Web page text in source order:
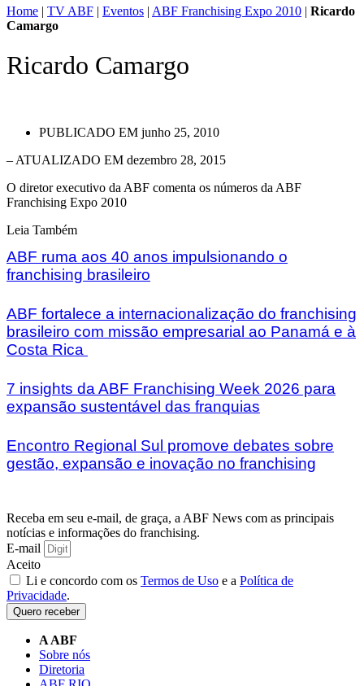
Home | TV ABF | Eventos | ABF Franchising Expo 2010 | Ricardo
Camargo
Ricardo Camargo
PUBLICADO EM junho 25, 2010
– ATUALIZADO EM dezembro 28, 2015
O diretor executivo da ABF comenta os números da ABF
Franchising Expo 2010
Leia Também
ABF ruma aos 40 anos impulsionando o
franchising brasileiro
ABF fortalece a internacionalização do franchising
brasileiro com missão empresarial ao Panamá e à
Costa Rica
7 insights da ABF Franchising Week 2026 para
expansão sustentável das franquias
Encontro Regional Sul promove debates sobre
gestão, expansão e inovação no franchising
Receba em seu e-mail, de graça, a ABF News com as principais
notícias e informações do franchising.
E-mail
Aceito
Li e concordo com os Termos de Uso e a Política de
Privacidade.
Quero receber
A ABF
Sobre nós
Diretoria